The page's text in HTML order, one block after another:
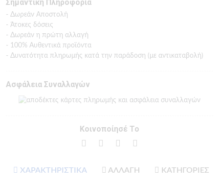
Σημαντική Πληροφορία
- Δωρεάν Αποστολή
- Άτοκες δόσεις
- Δωρεάν η πρώτη αλλαγή
- 100% Αυθεντικά προϊόντα
- Δυνατότητα πληρωμής κατά την παράδοση (με αντικαταβολή)
Ασφάλεια Συναλλαγών
Κοινοποίησέ Το
ΧΑΡΑΚΤΗΡΙΣΤΙΚΑ ΑΛΛΑΓΗ ΚΑΤΗΓΟΡΙΕΣ